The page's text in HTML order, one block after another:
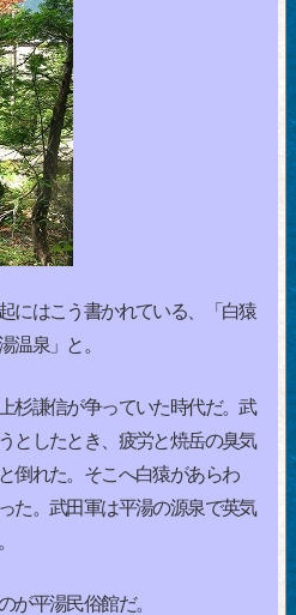
にはこう書かれている、「白猿
温泉」と。
杉謙信が争っていた時代だ。武
としたとき、疲労と焼岳の臭気
倒れた。そこへ白猿があらわ
た。武田軍は平湯の源泉で英気
平湯民俗館だ。